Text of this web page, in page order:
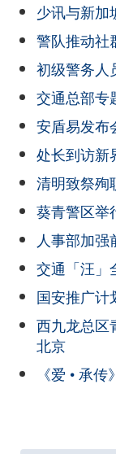
少讯与新加
警队推动社
初级警务人
交通总部专
安盾易发布
处长到访新
清明致祭殉
葵青警区举
人事部加
交通「汪」
国安推广计
西九龙总区
北京
《爱 • 承